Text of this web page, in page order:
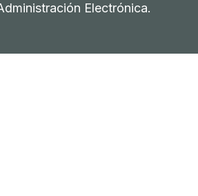
Electrónica.